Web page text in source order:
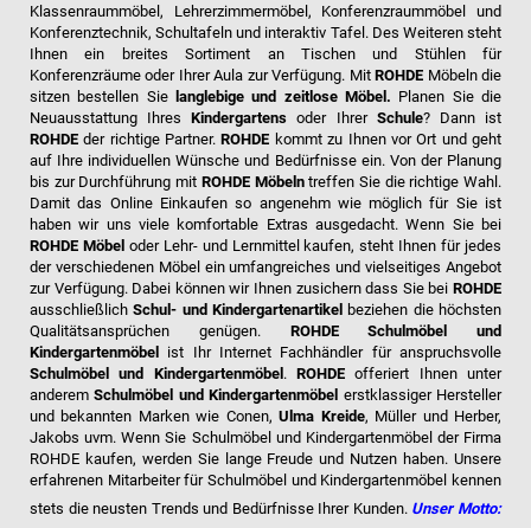
Klassenraummöbel, Lehrerzimmermöbel, Konferenzraummöbel und
Konferenztechnik, Schultafeln und interaktiv Tafel. Des Weiteren steht
Ihnen ein breites Sortiment an Tischen und Stühlen für
Konferenzräume oder Ihrer Aula zur Verfügung. MitROHDE Möbeln die
sitzen bestellen Sielanglebige und zeitlose Möbel. Planen Sie die
Neuausstattung Ihres Kindergartens oder Ihrer Schule? Dann ist
ROHDEder richtige Partner.ROHDE kommt zu Ihnen vor Ort und geht
auf Ihre individuellen Wünsche und Bedürfnisse ein. Von der Planung
bis zur Durchführung mit ROHDE Möbelntreffen Sie die richtige Wahl.
Damit das Online Einkaufen so angenehm wie möglich für Sie ist
haben wir uns viele komfortable Extras ausgedacht. Wenn Sie bei
ROHDE Möbel oder Lehr- und Lernmittel kaufen, steht Ihnen für jedes
der verschiedenen Möbel ein umfangreiches und vielseitiges Angebot
zur Verfügung. Dabei können wir Ihnen zusichern dass Sie bei ROHDE
ausschließlichSchul- und Kindergartenartikel beziehen die höchsten
Qualitätsansprüchen genügen.ROHDE Schulmöbel und
Kindergartenmöbel
ist Ihr Internet Fachhändler für anspruchsvolle
Schulmöbel und Kindergartenmöbel .ROHDE offeriert Ihnen unter
anderemSchulmöbel und Kindergartenmöbel erstklassiger Hersteller
und bekannten Marken wie Conen,Ulma Kreide, Müller und Herber,
Jakobs uvm. Wenn Sie Schulmöbel und Kindergartenmöbel der Firma
ROHDE kaufen, werden Sie lange Freude und Nutzen haben. Unsere
erfahrenen Mitarbeiter für Schulmöbel und Kindergartenmöbel kennen
stets die neusten Trends und Bedürfnisse Ihrer Kunden. Unser Motto: